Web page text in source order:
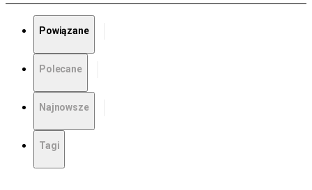
Powiązane
Polecane
Najnowsze
Tagi